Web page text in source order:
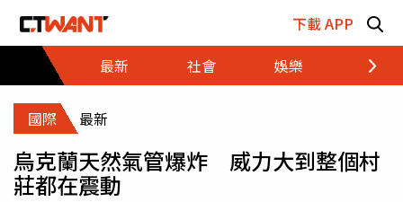
下載 APP
最新
社會 娛樂 財經
國際 最新
烏克蘭天然氣管爆炸 威力大到整個村
莊都在震動